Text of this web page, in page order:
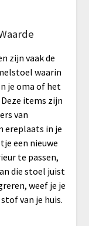
zijn vaak de
waarin
je oma of het
items zijn
van
ereplaats in je
een nieuwe
te passen,
die stoel juist
weef je je
van je huis.